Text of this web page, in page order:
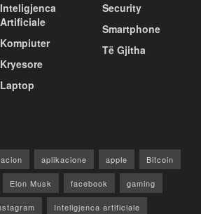
Inteligjenca
Artificiale
Kompiuter
Kryesore
Laptop
Security
Smartphone
Të Gjitha
aplikacione apple Bitcoin
Elon Musk facebook gaming
Inteligjenca artificiale